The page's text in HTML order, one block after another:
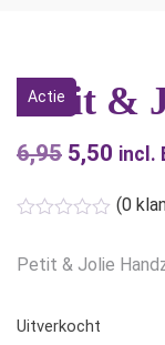
Onze merken
Hoe begin ik?
Actie
Petit &
6,95
was:
€6,95.
5,50
is:
incl.
(0
Petit & Jolie
Uitverkocht